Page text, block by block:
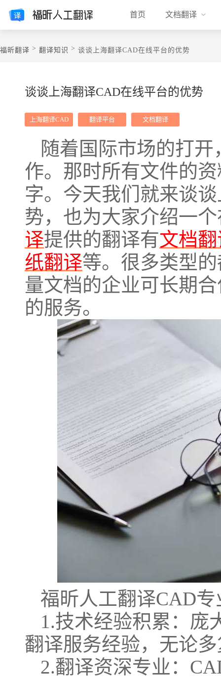
首页 文档翻译
福昕翻译 > 翻译知识 > 谈谈上海翻译CAD在线平台的优势
谈谈上海翻译CAD在线平台的优势
上海翻译CAD 翻译平台 文档翻译
随着国际市场的打
作。那时所有文件的
字。今天我们就来谈
势，也为大家介绍一
译提供的翻译有文档
纸翻译等。很多类型
量文档的企业可长期
的服务。
福昕人工翻译CAD
1.技术经验积累：庞
翻译服务经验，无论
2.翻译资深专业：